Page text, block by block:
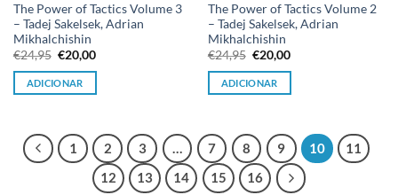
The Power of Tactics Volume 3
– Tadej Sakelsek, Adrian
Mikhalchishin
€24,95 O
preço
original
era:
€20,00O
atual
ADICIONAR
The Power of Tactics Volume 2
– Tadej Sakelsek, Adrian
Mikhalchishin
€24,95 O
preço
original
era:
€20,00O
atual
ADICIONAR
1 2 3 … 7 8 9 10
11
12
13 14 15 16